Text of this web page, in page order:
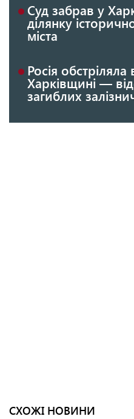
Суд забрав у
ділянку
міста
Росія
Харківщині —
загиблих
СХОЖІ НОВИНИ